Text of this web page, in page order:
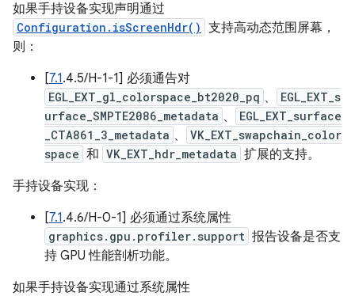
如果手持设备实现声明通过
Configuration.isScreenHdr() 支持高动态范围屏幕，
则：
[7.1.4.5/H-1-1] 必须通告对
EGL_EXT_gl_colorspace_bt2020_pq 、
EGL_EXT_s
urface_SMPTE2086_metadata 、
EGL_EXT_surface
_CTA861_3_metadata 、
VK_EXT_swapchain_color
space 和 VK_EXT_hdr_metadata 扩展的支持。
手持设备实现：
[7.1.4.6/H-0-1] 必须通过系统属性
graphics.gpu.profiler.support 报告设备是否支
持 GPU 性能剖析功能。
如果手持设备实现通过系统属性